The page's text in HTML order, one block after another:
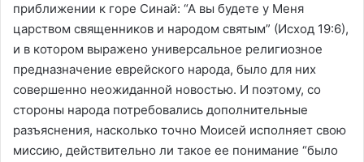
приближении к горе Синай: “А вы будете у Меня
царством священников и народом святым” (Исход 19:6),
и в котором выражено универсальное религиозное
предназначение еврейского народа, было для них
совершенно неожиданной новостью. И поэтому, со
стороны народа потребовались дополнительные
разъяснения, насколько точно Моисей исполняет свою
миссию, действительно ли такое ее понимание “было